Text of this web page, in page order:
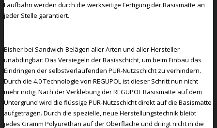
Laufbahn werden durch die werkseitige Fertigung der Basismatte an
jeder Stelle garantiert.
Bisher bei Sandwich-Belägen aller Arten und aller Hersteller
unabdingbar: Das Versiegeln der Basisschicht, um beim Einbau das
Eindringen der selbstverlaufenden PUR-Nutzschicht zu verhindern.
Durch die 4.0 Technologie von REGUPOL ist dieser Schritt nun nicht
mehr nötig. Nach der Verklebung der REGUPOL Basismatte auf dem
Untergrund wird die flüssige PUR-Nutzschicht direkt auf die Basismatte
aufgetragen. Durch die spezielle, neue Herstellungstechnik bleibt
jedes Gramm Polyurethan auf der Oberfläche und dringt nicht in die